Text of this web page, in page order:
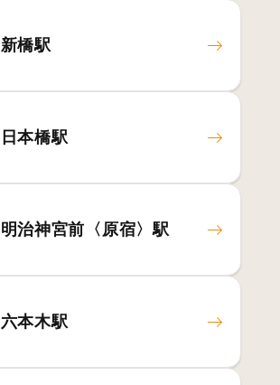
新橋駅
日本橋駅
明治神宮前〈原宿〉駅
六本木駅